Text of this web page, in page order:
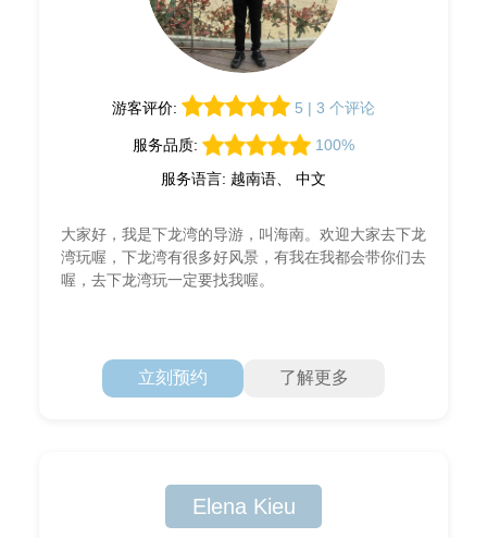
游客评价: 5 | 3 个评论
服务品质:
100%
服务语言: 越南语、 中文
大家好，我是下龙湾的导游，叫海南。欢迎大家去下龙
湾玩喔，下龙湾有很多好风景，有我在我都会带你们去
喔，去下龙湾玩一定要找我喔。
立刻预约 了解更多
Elena Kieu